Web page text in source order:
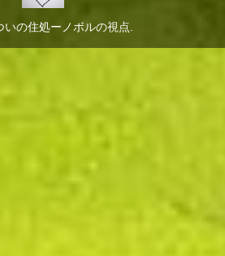
の住処ーノボルの視点.